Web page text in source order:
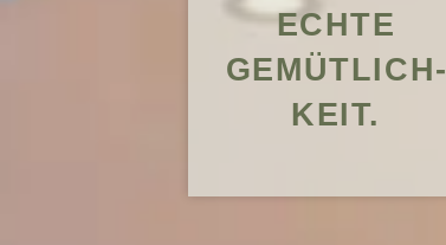
ECHTE
GEMÜTLICH­
KEIT.